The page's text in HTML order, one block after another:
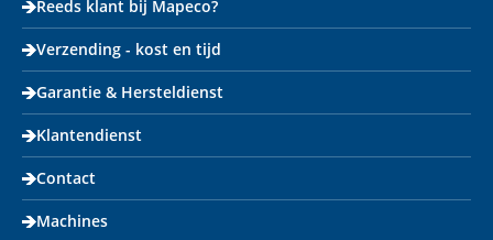
Reeds klant bij Mapeco?
Verzending - kost en tijd
Garantie & Hersteldienst
Klantendienst
Contact
Machines